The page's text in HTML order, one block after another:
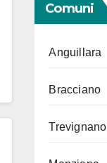
Comuni
Anguillara
Bracciano
Trevignano